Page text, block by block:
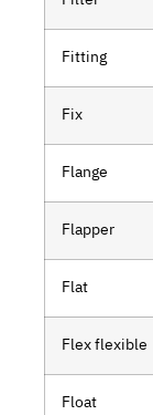
Fitting
Fix
Flange
Flapper
Flat
Flex flexible
Float